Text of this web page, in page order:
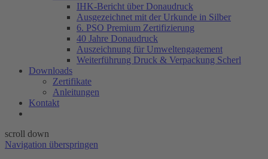
IHK-Bericht über Donaudruck
Ausgezeichnet mit der Urkunde in Silber
6. PSO Premium Zertifizierung
40 Jahre Donaudruck
Auszeichnung für Umweltengagement
Weiterführung Druck & Verpackung Scherl
Downloads
Zertifikate
Anleitungen
Kontakt
scroll down
Navigation überspringen